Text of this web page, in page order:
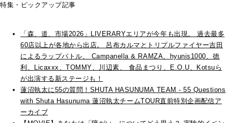
特集・ピックアップ記事
「森、道、市場2026」LIVERARYエリアが今年も出現。 過去最多
60店以上が各地から出店。 呂布カルマとトリプルファイヤー吉田
によるラップバトル、 Campanella & RAMZA、hyunis1000、徳
利、Licaxxx、TOMMY、川辺素、 食品まつり、E.O.U、Kotsuら
が出演する新ステージも！
蓮沼執太に55の質問！SHUTA HASUNUMA TEAM - 55 Questions
with Shuta Hasunuma 蓮沼執太チームTOUR直前特別企画配信ア
ーカイブ